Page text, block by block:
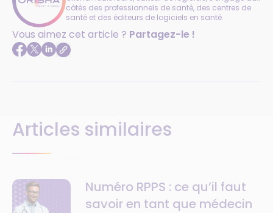
côtés des professionnels de santé, des centres de
santé et des éditeurs de logiciels en santé.
Vous aimez cet article ? Partagez-le !
Articles similaires
Numéro RPPS : ce qu’il faut
savoir en tant que médecin